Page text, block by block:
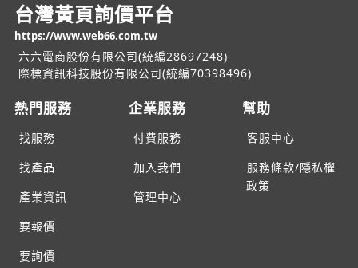
台灣黃頁詢價平台
https://www.web66.com.tw
六六電商股份有限公司(統編28697248)
際標資訊科技股份有限公司(統編70398496)
熱門服務
找服務
找產品
產業資訊
要報價
要詢價
企業服務
付費服務
加入我們
管理中心
幫助
客服中心
服務條款/隱私權
政策